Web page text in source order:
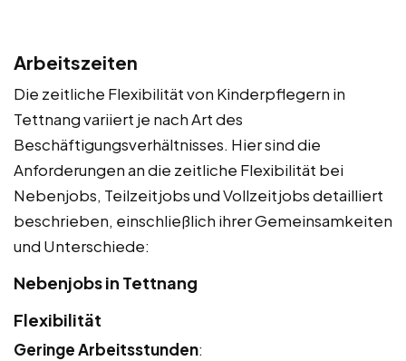
Arbeitszeiten
Die zeitliche Flexibilität von Kinderpflegern in
Tettnang variiert je nach Art des
Beschäftigungsverhältnisses. Hier sind die
Anforderungen an die zeitliche Flexibilität bei
Nebenjobs, Teilzeitjobs und Vollzeitjobs detailliert
beschrieben, einschließlich ihrer Gemeinsamkeiten
und Unterschiede:
Nebenjobs in Tettnang
Flexibilität
Geringe Arbeitsstunden: